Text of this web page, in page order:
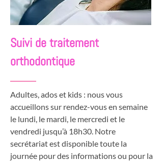
Suivi de traitement
orthodontique
Adultes, ados et kids : nous vous
accueillons sur rendez-vous en semaine
le lundi, le mardi, le mercredi et le
vendredi jusqu’à 18h30. Notre
secrétariat est disponible toute la
journée pour des informations ou pour la